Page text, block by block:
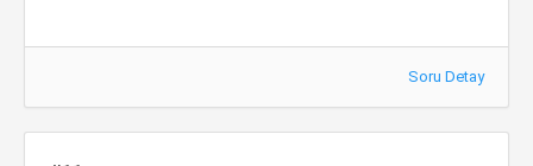
Soru Detay